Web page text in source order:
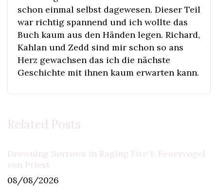
schon einmal selbst dagewesen. Dieser Teil
war richtig spannend und ich wollte das
Buch kaum aus den Händen legen. Richard,
Kahlan und Zedd sind mir schon so ans
Herz gewachsen das ich die nächste
Geschichte mit ihnen kaum erwarten kann.
Related Posts
Drowning Sorrows in Raging Fire 1: Feuervogel
von Priest
08/08/2026